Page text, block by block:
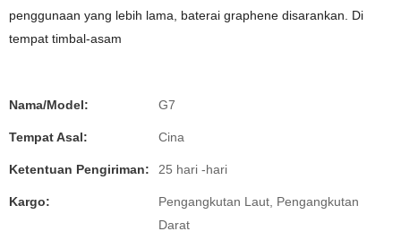
penggunaan yang lebih lama, baterai graphene disarankan. Di
tempat timbal-asam
Nama/Model: G7
Tempat Asal: Cina
Ketentuan Pengiriman: 25 hari -hari
Kargo:
Pengangkutan Laut, Pengangkutan
Darat